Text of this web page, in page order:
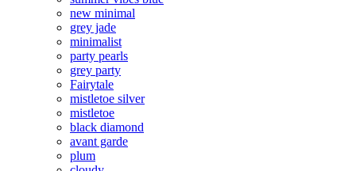
new minimal
grey jade
minimalist
party pearls
grey party
Fairytale
mistletoe silver
mistletoe
black diamond
avant garde
plum